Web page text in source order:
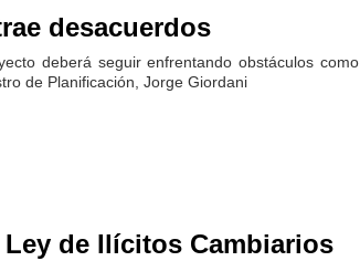
desacuerdos
deberá seguir enfrentando obstáculos como
de Planificación, Jorge Giordani
de Ilícitos Cambiarios